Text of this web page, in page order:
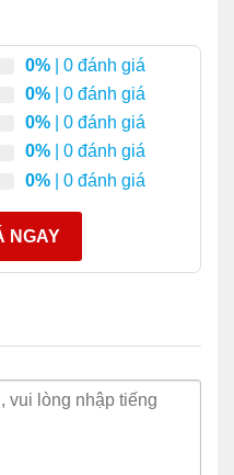
đun plug-in
tiếp
Mb / giây
0% | 0 đánh giá
0% | 0 đánh giá
0% | 0 đánh giá
0% | 0 đánh giá
0% | 0 đánh giá
NGAY